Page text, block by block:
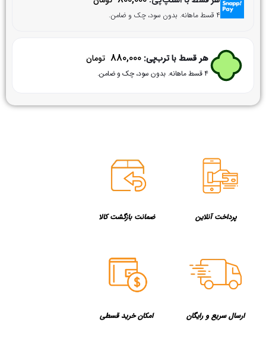
۴ قسط ماهانه. بدون سود، چک و ضامن.
هر قسط با ترب‌پی: 880,000 تومان
۴ قسط ماهانه. بدون سود، چک و ضامن.
پرداخت آنلاین ضمانت بازگشت کالا
ارسال سریع و رایگان امکان خرید قسطی